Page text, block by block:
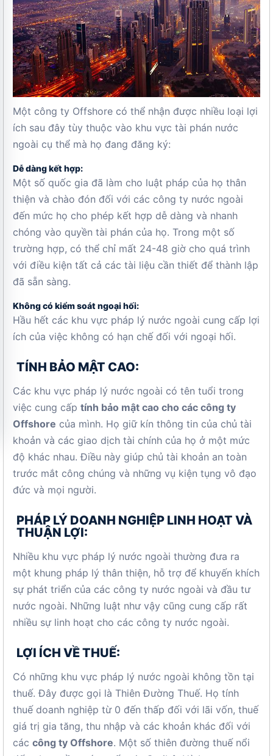
Một công ty Offshore có thể nhận được nhiều loại lợi
ích sau đây tùy thuộc vào khu vực tài phán nước
ngoài cụ thể mà họ đang đăng ký:
Dễ dàng kết hợp:
Một số quốc gia đã làm cho luật pháp của họ thân
thiện và chào đón đối với các công ty nước ngoài
đến mức họ cho phép kết hợp dễ dàng và nhanh
chóng vào quyền tài phán của họ. Trong một số
trường hợp, có thể chỉ mất 24-48 giờ cho quá trình
với điều kiện tất cả các tài liệu cần thiết để thành lập
đã sẵn sàng.
Không có kiểm soát ngoại hối:
Hầu hết các khu vực pháp lý nước ngoài cung cấp lợi
ích của việc không có hạn chế đối với ngoại hối.
TÍNH BẢO MẬT CAO:
Các khu vực pháp lý nước ngoài có tên tuổi trong
việc cung cấp tính bảo mật cao cho các công ty
Offshore của mình. Họ giữ kín thông tin của chủ tài
khoản và các giao dịch tài chính của họ ở một mức
độ khác nhau. Điều này giúp chủ tài khoản an toàn
trước mắt công chúng và những vụ kiện tụng vô đạo
đức và mọi người.
PHÁP LÝ DOANH NGHIỆP LINH HOẠT VÀ
THUẬN LỢI:
Nhiều khu vực pháp lý nước ngoài thường đưa ra
một khung pháp lý thân thiện, hỗ trợ để khuyến khích
sự phát triển của các công ty nước ngoài và đầu tư
nước ngoài. Những luật như vậy cũng cung cấp rất
nhiều sự linh hoạt cho các công ty nước ngoài.
LỢI ÍCH VỀ THUẾ:
Có những khu vực pháp lý nước ngoài không tồn tại
thuế. Đây được gọi là Thiên Đường Thuế. Họ tính
thuế doanh nghiệp từ 0 đến thấp đối với lãi vốn, thuế
giá trị gia tăng, thu nhập và các khoản khác đối với
các công ty Offshore. Một số thiên đường thuế nổi